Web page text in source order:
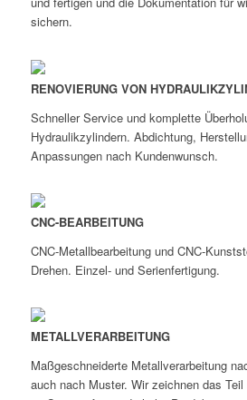
sichern.
RENOVIERUNG VON
Schneller Service und komplette
Hydraulikzylindern. Abdichtung,
Anpassungen nach Kundenwunsch.
CNC-BEARBEITUNG
CNC-Metallbearbeitung und CNC-
Drehen. Einzel- und Serienfertigung.
METALLVERARBEITUNG
Maßgeschneiderte Metallverarbeitung
auch nach Muster. Wir zeichnen das